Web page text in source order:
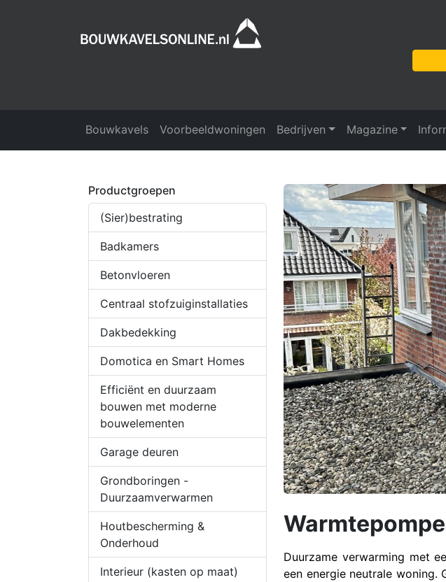
Bouwkavels Voorbeeldwoningen Bedrijven Magazine
Productgroepen
(Sier)bestrating
Badkamers
Betonvloeren
Centraal stofzuiginstallaties
Dakbedekking
Domotica en Smart Homes
Efficiënt en duurzaam
bouwen met moderne
bouwelementen
Garage deuren
Grondboringen -
Duurzaamverwarmen
Houtbescherming &
Onderhoud
Interieur (kasten op maat)
Duurzame verwarming met
een energie neutrale woning.